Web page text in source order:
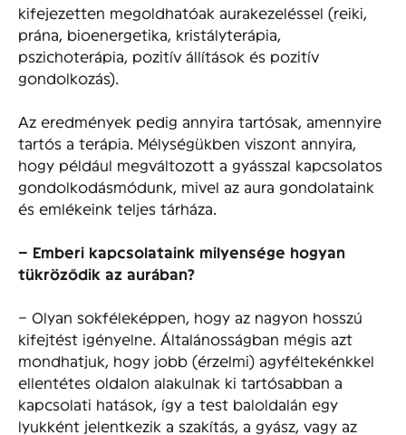
kifejezetten megoldhatóak aurakezeléssel (reiki,
prána, bioenergetika, kristályterápia,
pszichoterápia, pozitív állítások és pozitív
gondolkozás).
Az eredmények pedig annyira tartósak, amennyire
tartós a terápia. Mélységükben viszont annyira,
hogy például megváltozott a gyásszal kapcsolatos
gondolkodásmódunk, mivel az aura gondolataink
és emlékeink teljes tárháza.
– Emberi kapcsolataink milyensége hogyan
tükröződik az aurában?
– Olyan sokféleképpen, hogy az nagyon hosszú
kifejtést igényelne. Általánosságban mégis azt
mondhatjuk, hogy jobb (érzelmi) agyféltekénkkel
ellentétes oldalon alakulnak ki tartósabban a
kapcsolati hatások, így a test baloldalán egy
lyukként jelentkezik a szakítás, a gyász, vagy az